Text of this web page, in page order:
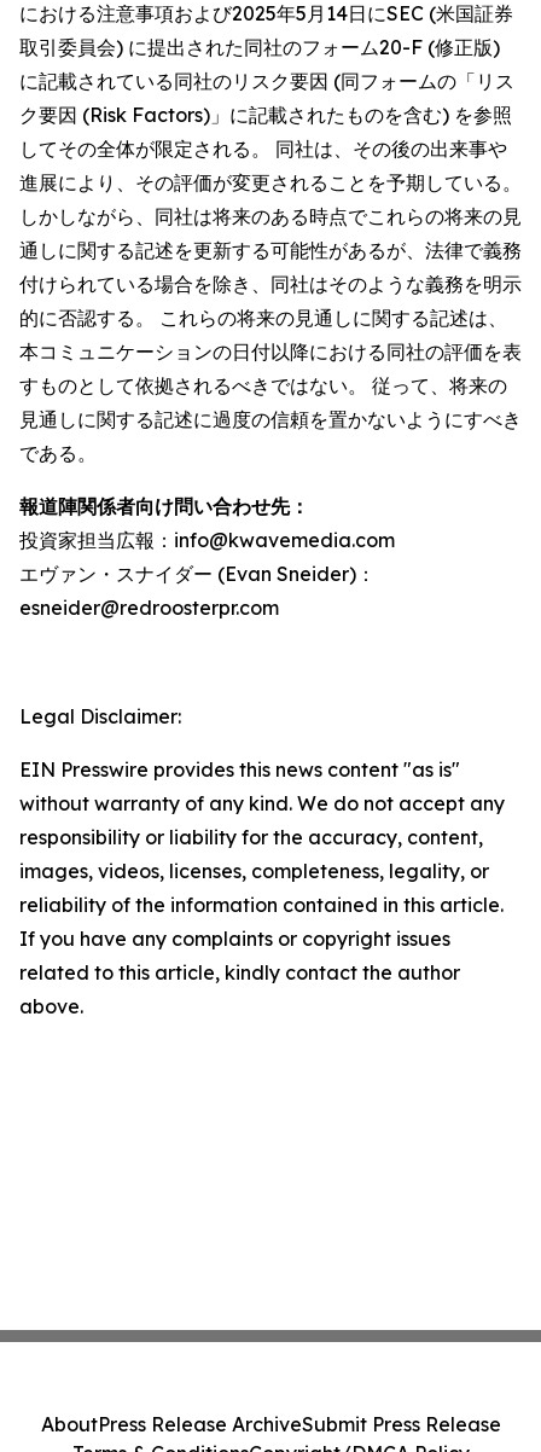
における注意事項および2025年5月14日にSEC (米国証券
取引委員会) に提出された同社のフォーム20-F (修正版)
に記載されている同社のリスク要因 (同フォームの「リス
ク要因 (Risk Factors)」に記載されたものを含む) を参照
してその全体が限定される。 同社は、その後の出来事や
進展により、その評価が変更されることを予期している。
しかしながら、同社は将来のある時点でこれらの将来の見
通しに関する記述を更新する可能性があるが、法律で義務
付けられている場合を除き、同社はそのような義務を明示
的に否認する。 これらの将来の見通しに関する記述は、
本コミュニケーションの日付以降における同社の評価を表
すものとして依拠されるべきではない。 従って、将来の
見通しに関する記述に過度の信頼を置かないようにすべき
である。
報道陣関係者向け問い合わせ先：
投資家担当広報：info@kwavemedia.com
エヴァン・スナイダー (Evan Sneider)：
esneider@redroosterpr.com
Legal Disclaimer:
EIN Presswire provides this news content "as is"
without warranty of any kind. We do not accept any
responsibility or liability for the accuracy, content,
images, videos, licenses, completeness, legality, or
reliability of the information contained in this article.
If you have any complaints or copyright issues
related to this article, kindly contact the author
above.
AboutPress Release ArchiveSubmit Press Release